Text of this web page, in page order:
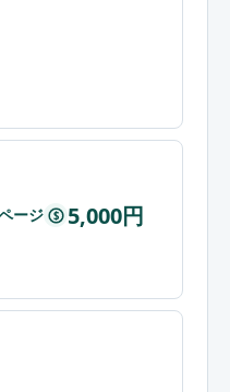
ージ $ 5,000円